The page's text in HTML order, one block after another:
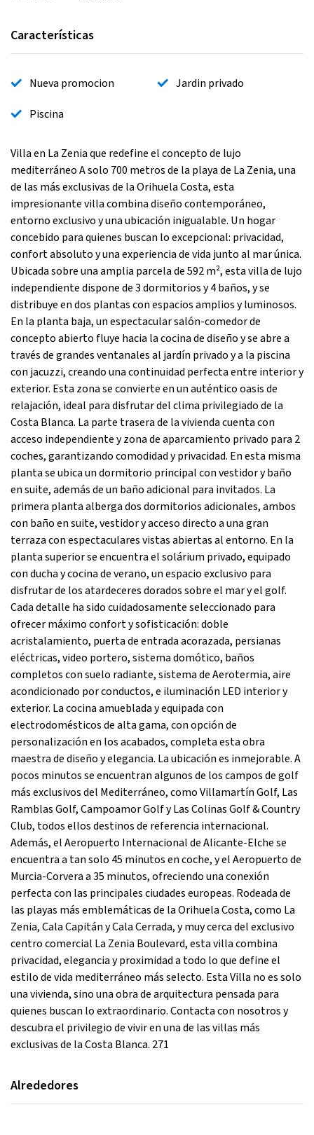
Características
Nueva promocion
Jardin privado
Piscina
Villa en La Zenia que redefine el concepto de lujo
mediterráneo A solo 700 metros de la playa de La Zenia, una
de las más exclusivas de la Orihuela Costa, esta
impresionante villa combina diseño contemporáneo,
entorno exclusivo y una ubicación inigualable. Un hogar
concebido para quienes buscan lo excepcional: privacidad,
confort absoluto y una experiencia de vida junto al mar única.
Ubicada sobre una amplia parcela de 592 m², esta villa de lujo
independiente dispone de 3 dormitorios y 4 baños, y se
distribuye en dos plantas con espacios amplios y luminosos.
En la planta baja, un espectacular salón-comedor de
concepto abierto fluye hacia la cocina de diseño y se abre a
través de grandes ventanales al jardín privado y a la piscina
con jacuzzi, creando una continuidad perfecta entre interior y
exterior. Esta zona se convierte en un auténtico oasis de
relajación, ideal para disfrutar del clima privilegiado de la
Costa Blanca. La parte trasera de la vivienda cuenta con
acceso independiente y zona de aparcamiento privado para 2
coches, garantizando comodidad y privacidad. En esta misma
planta se ubica un dormitorio principal con vestidor y baño
en suite, además de un baño adicional para invitados. La
primera planta alberga dos dormitorios adicionales, ambos
con baño en suite, vestidor y acceso directo a una gran
terraza con espectaculares vistas abiertas al entorno. En la
planta superior se encuentra el solárium privado, equipado
con ducha y cocina de verano, un espacio exclusivo para
disfrutar de los atardeceres dorados sobre el mar y el golf.
Cada detalle ha sido cuidadosamente seleccionado para
ofrecer máximo confort y sofisticación: doble
acristalamiento, puerta de entrada acorazada, persianas
eléctricas, video portero, sistema domótico, baños
completos con suelo radiante, sistema de Aerotermia, aire
acondicionado por conductos, e iluminación LED interior y
exterior. La cocina amueblada y equipada con
electrodomésticos de alta gama, con opción de
personalización en los acabados, completa esta obra
maestra de diseño y elegancia. La ubicación es inmejorable. A
pocos minutos se encuentran algunos de los campos de golf
más exclusivos del Mediterráneo, como Villamartín Golf, Las
Ramblas Golf, Campoamor Golf y Las Colinas Golf & Country
Club, todos ellos destinos de referencia internacional.
Además, el Aeropuerto Internacional de Alicante-Elche se
encuentra a tan solo 45 minutos en coche, y el Aeropuerto de
Murcia-Corvera a 35 minutos, ofreciendo una conexión
perfecta con las principales ciudades europeas. Rodeada de
las playas más emblemáticas de la Orihuela Costa, como La
Zenia, Cala Capitán y Cala Cerrada, y muy cerca del exclusivo
centro comercial La Zenia Boulevard, esta villa combina
privacidad, elegancia y proximidad a todo lo que define el
estilo de vida mediterráneo más selecto. Esta Villa no es solo
una vivienda, sino una obra de arquitectura pensada para
quienes buscan lo extraordinario. Contacta con nosotros y
descubra el privilegio de vivir en una de las villas más
exclusivas de la Costa Blanca. 271
Alrededores